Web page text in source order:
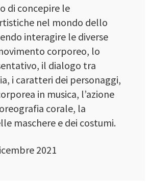
di concepire le
nel mondo dello
interagire le diverse
corporeo, lo
il dialogo tra
i caratteri dei personaggi,
in musica, l’azione
corale, la
maschere e dei costumi.
2021